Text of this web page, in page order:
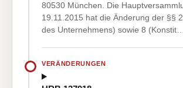
80530 München. Die
19.11.2015 hat die Änderung der §§
des Unternehmens) sowie 8 (Konstit…
VERÄNDERUNGEN